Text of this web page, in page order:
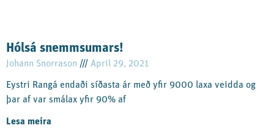
Hólsá snemmsumars!
Johann Snorrason April 29, 2021
Eystri Rangá endaði síðasta ár með yfir 9000 laxa veidda og
þar af var smálax yfir 90% af
Lesa meira